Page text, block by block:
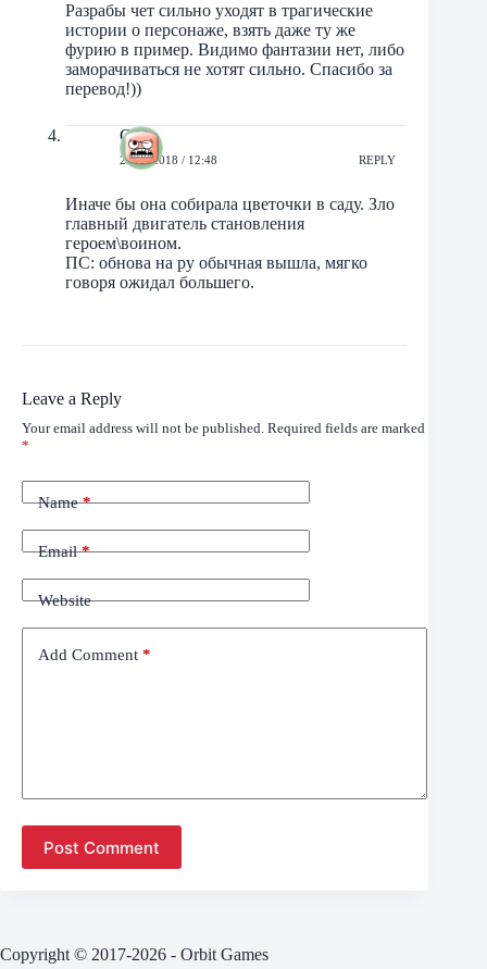
Разрабы чет сильно уходят в трагические
истории о персонаже, взять даже ту же
фурию в пример. Видимо фантазии нет, либо
заморачиваться не хотят сильно. Спасибо за
перевод!))
Солу
23/05/2018 / 12:48 REPLY
Иначе бы она собирала цветочки в саду. Зло
главный двигатель становления
героем\воином.
ПС: обнова на ру обычная вышла, мягко
говоря ожидал большего.
Leave a Reply
Your email address will not be published. Required fields are marked
*
Name*
Email*
Website
Add Comment *
Post Comment
Copyright © 2017-2026 - Orbit Games